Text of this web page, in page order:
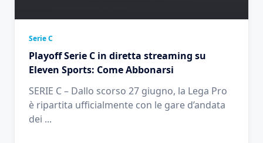
Serie C
Playoff Serie C in diretta streaming su
Eleven Sports: Come Abbonarsi
SERIE C – Dallo scorso 27 giugno, la Lega Pro
è ripartita ufficialmente con le gare d’andata
dei ...